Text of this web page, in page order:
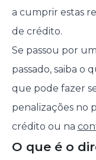
a cumprir estas
de crédito.
Se passou por
passado, saiba o
que pode fazer
penalizações no
crédito ou na
O que é o